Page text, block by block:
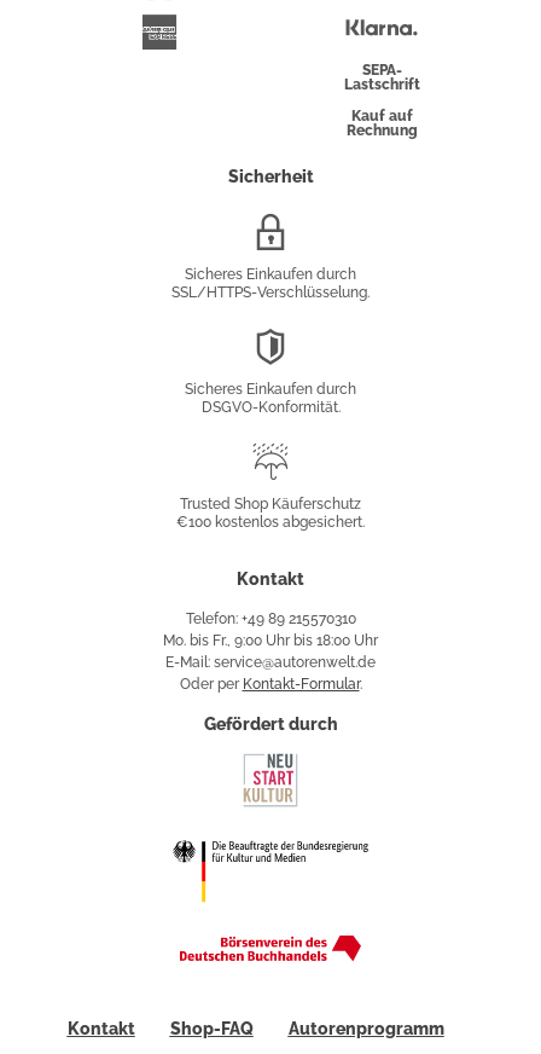
Überweisung
SEPA-
Lastschrift
Kauf auf
Rechnung
Sicherheit
Sicheres Einkaufen durch
SSL/HTTPS-Verschlüsselung.
Sicheres Einkaufen durch
DSGVO-Konformität.
Käuferschutz
Trusted Shop Käuferschutz
€100 kostenlos abgesichert.
Kontakt
Telefon: +49 89 215570310
Mo. bis Fr., 9:00 Uhr bis 18:00 Uhr
E-Mail: service@autorenwelt.de
Oder per Kontakt-Formular.
Gefördert durch
Kontakt Shop-FAQ Autorenprogramm